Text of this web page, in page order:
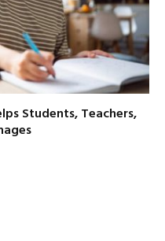
Students, Teachers,